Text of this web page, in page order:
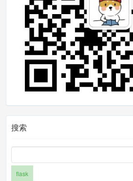
n (res
{
code != 200 )
({
'content': res
x();
搜索
flask